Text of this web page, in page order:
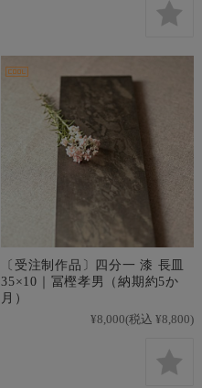
〔受注制作品〕四分一 漆 長皿
35×10｜冨樫孝男（納期約5か
月）
¥8,000(税込 ¥8,800)